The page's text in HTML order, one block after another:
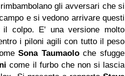
gli avversari che si
e si vedono arrivare questi
colpo. E' una versione molto
i piloni agili con tutto il peso
Sona Taumaoloche sfugge
come il furbo che non si lascia